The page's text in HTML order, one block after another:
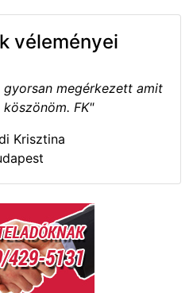
véleményei
megérkezett amit
FK"
Krisztina